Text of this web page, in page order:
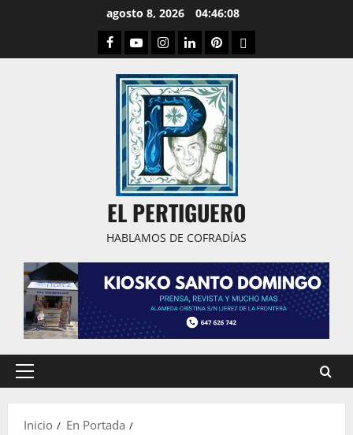
agosto 8, 2026 04:46:09
Facebook
YoutubeInstagram
LinkedPinterestDribbble
EL PERTIGUERO
HABLAMOS DE COFRADÍAS
Menú
Inicio
En Portada